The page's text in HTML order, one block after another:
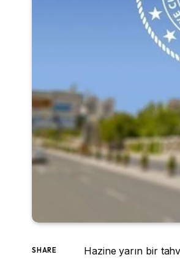
SHARE Hazine yarın bir